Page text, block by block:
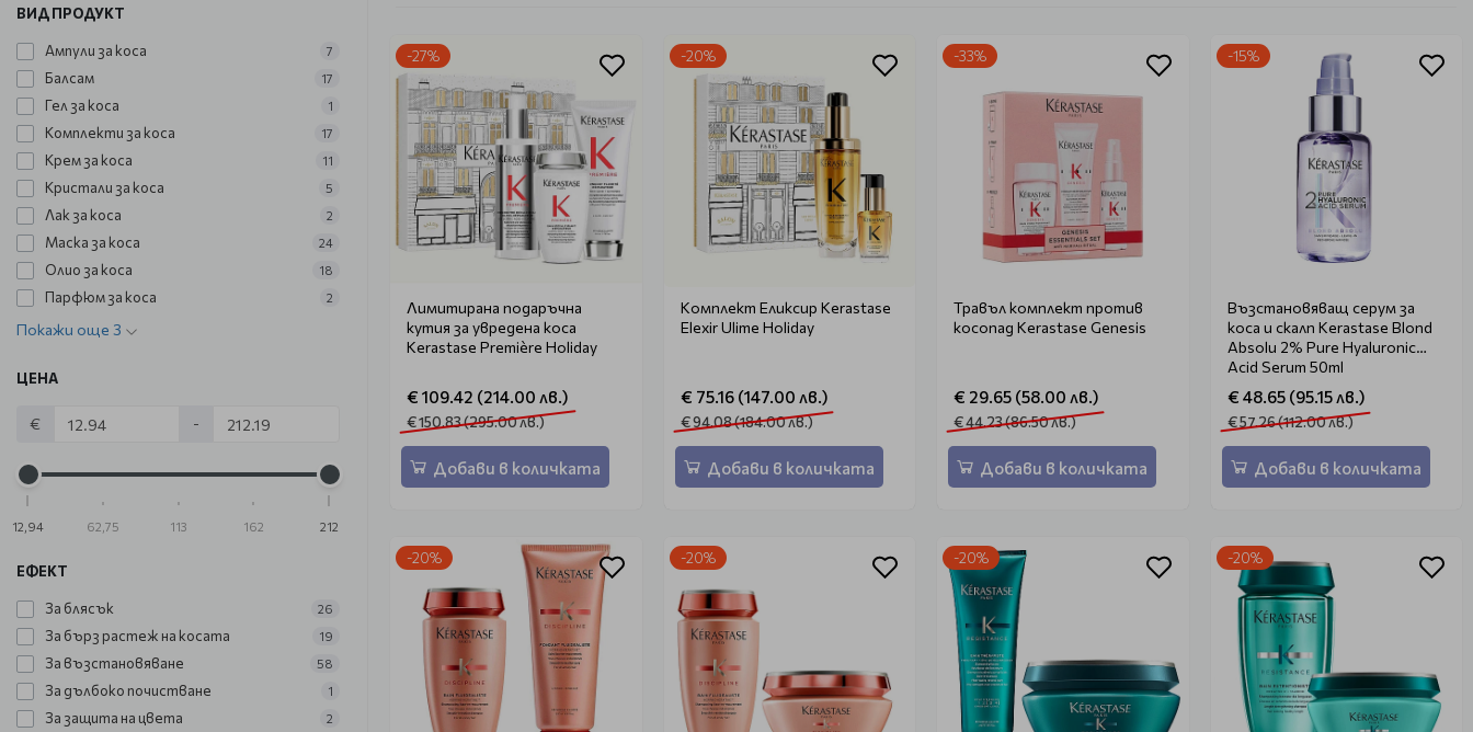
ВИД ПРОДУКТ
Ампули за коса 7
Балсам 17
Гел за коса 1
Комплекти за коса 17
Крем за коса 11
Кристали за коса 5
Лак за коса 2
Маска за коса 24
Олио за коса 18
Парфюм за коса 2
Покажи още 3
ЦЕНА
€ -
12,94 62,75 113 162 212
ЕФЕКТ
За блясък 26
За бърз растеж на косата 19
За възстановяване 58
За дълбоко почистване 1
За защита на цвета 2
-27%
Лимитирана подаръчна
кутия за увредена коса
Kerastase Première Holiday
€ 109.42 (214.00 лв.)
€ 150.83 (295.00 лв.)
Добави в количката
-20%
Комплект Eликсир Kerastase
Elexir Ulime Holiday
€ 75.16 (147.00 лв.)
€ 94.08 (184.00 лв.)
Добави в количката
-33%
Травъл комплект против
косопад Kerastase Genesis
€ 29.65 (58.00 лв.)
€ 44.23 (86.50 лв.)
Добави в количката
-15%
Възстановяващ серум за
коса и скалп Kerastase Blond
Absolu 2% Pure Hyaluronic
Acid Serum 50ml
€ 48.65 (95.15 лв.)
€ 57.26 (112.00 лв.)
Добави в количката
-20% -20% -20% -20%